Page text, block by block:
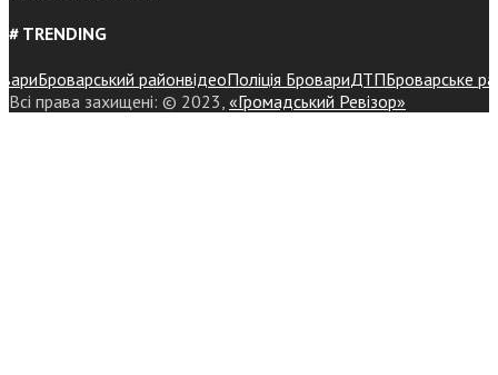
# TRENDING
Броварський районвідеоПоліція БровариДТПБроварське
Всі права захищені: © 2023, «Громадський Ревізор»